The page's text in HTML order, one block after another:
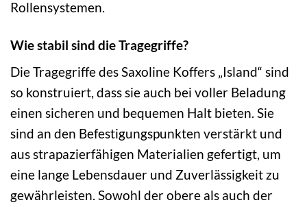
Rollensystemen.
Wie stabil sind die Tragegriffe?
Die Tragegriffe des Saxoline Koffers „Island“ sind
so konstruiert, dass sie auch bei voller Beladung
einen sicheren und bequemen Halt bieten. Sie
sind an den Befestigungspunkten verstärkt und
aus strapazierfähigen Materialien gefertigt, um
eine lange Lebensdauer und Zuverlässigkeit zu
gewährleisten. Sowohl der obere als auch der